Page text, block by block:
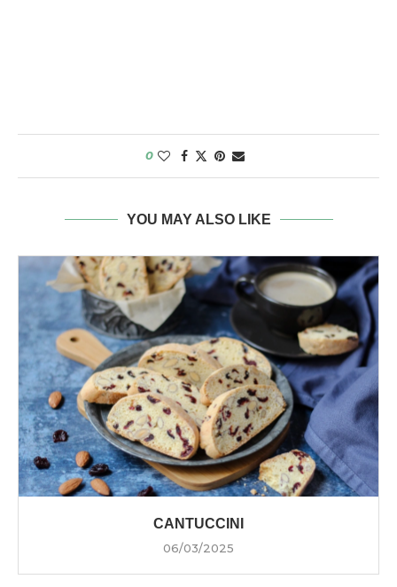
0
YOU MAY ALSO LIKE
CANTUCCINI
06/03/2025